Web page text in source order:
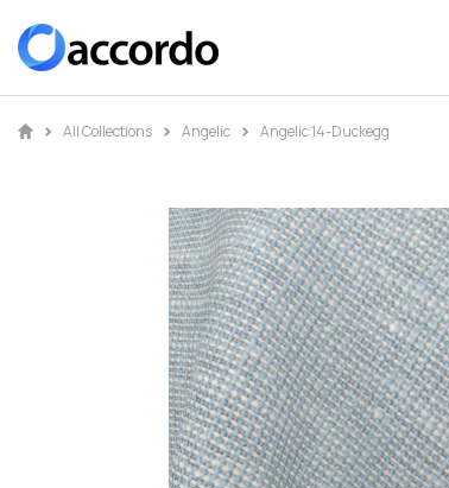
All Collections Angelic Angelic 14-Duckegg